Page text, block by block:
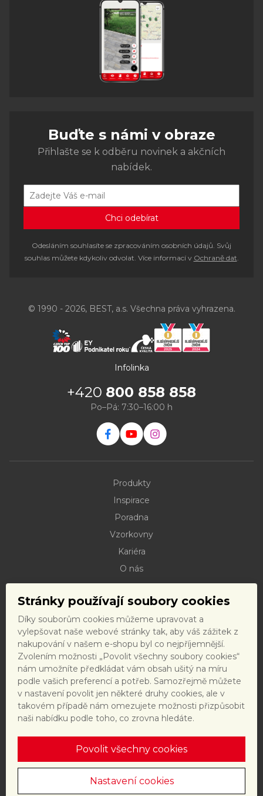
Stránky používají soubory cookies
Díky souborům cookies můžeme upravovat a
vylepšovat naše webové stránky tak, aby váš zážitek z
nakupování v našem e-shopu byl co nejpříjemnější.
Zvolením možnosti „Povolit všechny soubory cookies“
nám umožníte předkládat vám obsah ušitý na míru
podle vašich preferencí a potřeb. Samozřejmě můžete
v nastavení povolit jen některé druhy cookies, ale v
takovém případě nám omezujete možnosti přizpůsobit
naši nabídku podle toho, co zrovna hledáte.
Nastavení cookies
Povolit všechny cookies
Buďte s námi v obraze
Přihlašte se k odběru novinek a akčních
nabídek.
Odesláním souhlasíte se zpracováním osobních údajů. Svůj
souhlas můžete kdykoliv odvolat. Více informací v Ochraně dat.
© 1990 - 2026, BEST, a.s. Všechna práva vyhrazena.
Infolinka
+420 800 858 858
Po–Pá: 7:30–16:00 h
Produkty
Inspirace
Poradna
Vzorkovny
Kariéra
O nás
Dokumenty ke stažení
Doprava
Reklamační řád
Reklamační formulář
Obchodní podmínky a právní předpisy
Ochrana dat
Nastavení cookies
Tento web je chráněn reCAPTCHA a platízásady ochrany
smluvní podmínkyspolečnosti Google.